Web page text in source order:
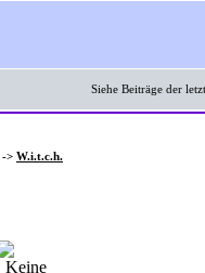
Siehe Beiträge der
-> W.i.t.c.h.